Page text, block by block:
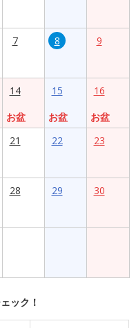
7 8 9
14
お盆
15
お盆
16
お盆
21 22 23
28 29 30
ック！